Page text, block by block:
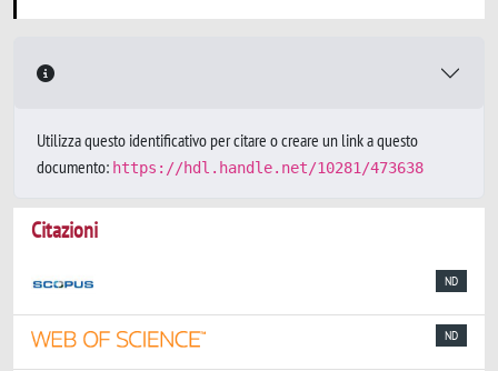
Utilizza questo identificativo per citare o creare un link a questo
documento: https://hdl.handle.net/10281/473638
Citazioni
ND
ND